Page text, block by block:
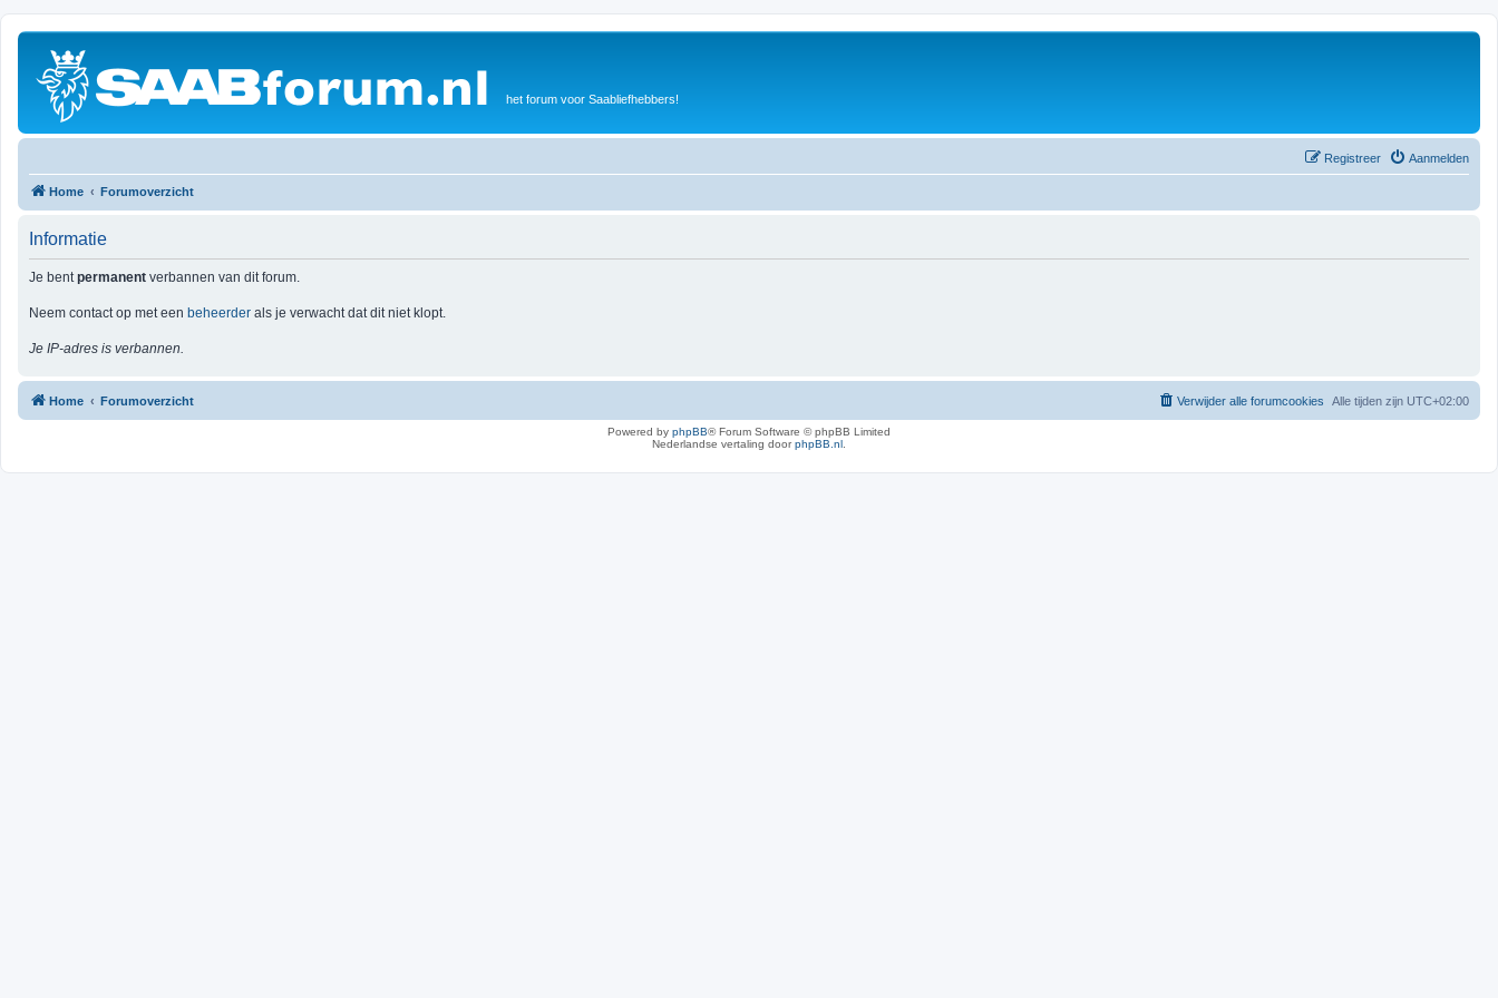
het forum voor Saabliefhebbers!
Aanmelden
Registreer
Home Forumoverzicht
Informatie
Je bentpermanent verbannen van dit forum.
Neem contact op met een beheerder als je verwacht dat dit niet klopt.
Je IP-adres is verbannen.
Home Forumoverzicht Alle tijden zijn UTC+02:00
Verwijder alle forumcookies
Powered by phpBB® Forum Software © phpBB Limited
Nederlandse vertaling doorphpBB.nl